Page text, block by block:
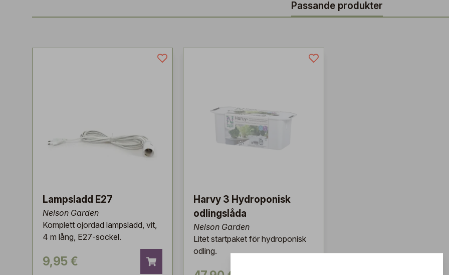
Passande produkter
Lampsladd E27
Nelson Garden
Komplett ojordad lampsladd, vit,
4 m lång, E27-sockel.
9,95 €
Harvy 3 Hydroponisk
odlingslåda
Nelson Garden
Litet startpaket för hydroponisk
odling.